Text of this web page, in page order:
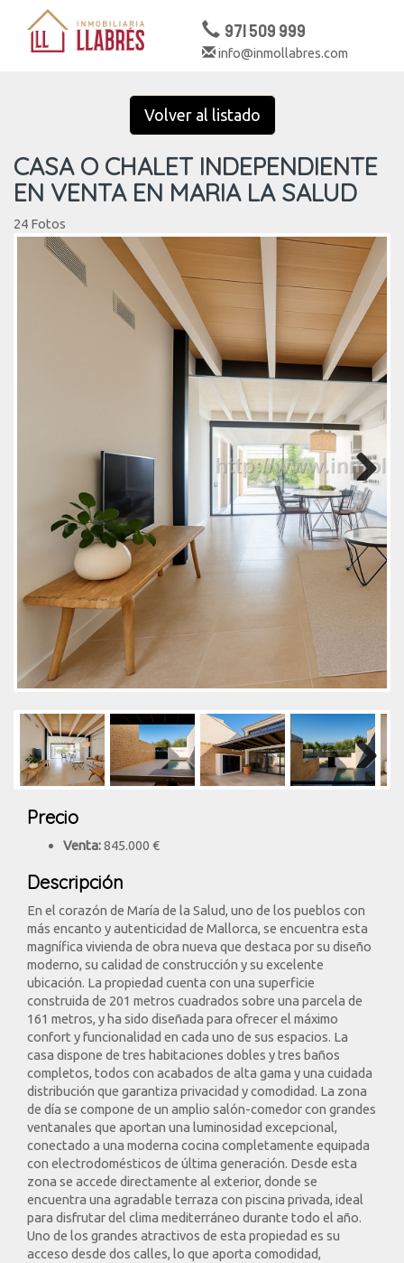
971 509 999
info@inmollabres.com
Volver al listado
CASA O CHALET INDEPENDIENTE
EN VENTA EN MARIA LA SALUD
24 Fotos
Next
Precio
Venta:845.000 €
Descripción
En el corazón de María de la Salud, uno de los pueblos con
más encanto y autenticidad de Mallorca, se encuentra esta
magnífica vivienda de obra nueva que destaca por su diseño
moderno, su calidad de construcción y su excelente
ubicación. La propiedad cuenta con una superficie
construida de 201 metros cuadrados sobre una parcela de
161 metros, y ha sido diseñada para ofrecer el máximo
confort y funcionalidad en cada uno de sus espacios. La
casa dispone de tres habitaciones dobles y tres baños
completos, todos con acabados de alta gama y una cuidada
distribución que garantiza privacidad y comodidad. La zona
de día se compone de un amplio salón-comedor con grandes
ventanales que aportan una luminosidad excepcional,
conectado a una moderna cocina completamente equipada
con electrodomésticos de última generación. Desde esta
zona se accede directamente al exterior, donde se
encuentra una agradable terraza con piscina privada, ideal
para disfrutar del clima mediterráneo durante todo el año.
Uno de los grandes atractivos de esta propiedad es su
acceso desde dos calles, lo que aporta comodidad,